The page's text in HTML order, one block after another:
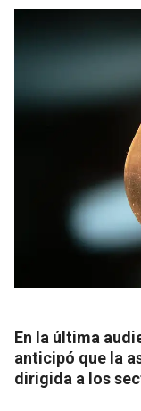
En la última
anticipó que la
dirigida a los